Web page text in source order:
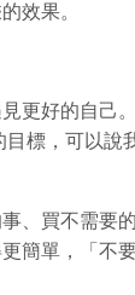
效果。
更好的自己。
目標，可以說
、買不需要的
簡單，「不